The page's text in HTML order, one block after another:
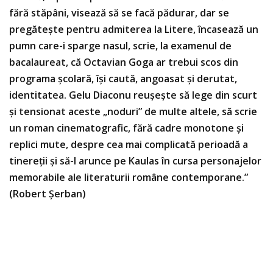
fără stăpâni, visează să se facă pădurar, dar se
pregăteşte pentru admiterea la Litere, încasează un
pumn care-i sparge nasul, scrie, la examenul de
bacalaureat, că Octavian Goga ar trebui scos din
programa şcolară, îşi caută, angoasat şi derutat,
identitatea. Gelu Diaconu reuşeşte să lege din scurt
şi tensionat aceste „noduri” de multe altele, să scrie
un roman cinematografic, fără cadre monotone şi
replici mute, despre cea mai complicată perioadă a
tinereţii şi să-I arunce pe Kaulas în cursa personajelor
memorabile ale literaturii române contemporane.”
(Robert Şerban)